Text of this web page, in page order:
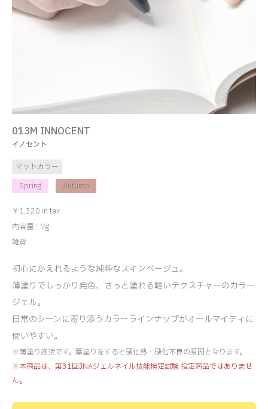
013M INNOCENT
イノセント
マットカラー
Spring
Autumn
￥1,320 in tax
内容量：7g
雑貨
初心にかえれるような純粋なスキンベージュ。
薄塗りでしっかり発色、さっと塗れる軽いテクスチャーのカラー
ジェル。
日常のシーンに寄り添うカラーラインナップがオールマイティに
使いやすい。
※薄塗り推奨です。厚塗りをすると硬化熱・硬化不良の原因となります。
※本商品は、第31回JNAジェルネイル技能検定試験 指定商品ではありませ
ん。